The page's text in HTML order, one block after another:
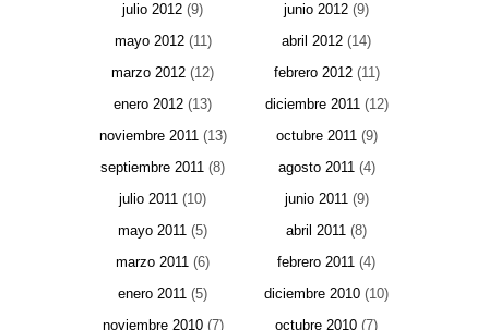
julio 2012 (9) junio 2012 (9)
mayo 2012(11) abril 2012 (14)
marzo 2012 (12) febrero 2012(11)
enero 2012 (13) diciembre 2011(12)
noviembre 2011(13) octubre 2011(9)
septiembre 2011 (8) agosto 2011(4)
julio 2011 (10) junio 2011(9)
mayo 2011 (5) abril 2011 (8)
marzo 2011 (6) febrero 2011 (4)
enero 2011 (5) diciembre 2010 (10)
noviembre 2010(7) octubre 2010 (7)